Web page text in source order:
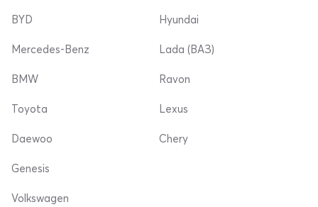
BYD
Mercedes-Benz
Hyundai
Lada (ВАЗ)
BMW
Toyota
Daewoo
Ravon
Lexus
Chery
Genesis
Volkswagen